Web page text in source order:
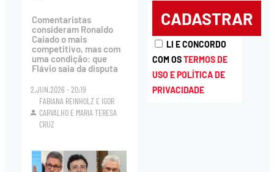
Comentaristas
consideram Ronaldo
Caiado o mais
competitivo, mas com
uma condição: que
Flávio saia da disputa
2.JUN.2026 - 20:19
FABIANA REINHOLZ E IGOR
CARVALHO E MARIA TERESA
CRUZ
LI E CONCORDO
COM OSTERMOS DE
USO E POLÍTICA DE
PRIVACIDADE